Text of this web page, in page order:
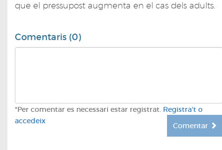
que el pressupost augmenta en el cas dels adults.
Comentaris (0)
*Per comentar es necessari estar registrat. Registra't o
accedeix
Comentar